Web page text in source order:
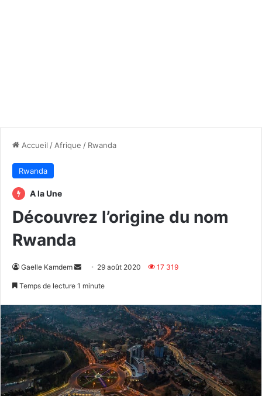
Accueil / Afrique / Rwanda
Rwanda
A la Une
Découvrez l’origine du nom
Rwanda
Gaelle Kamdem
Envoyer29 août 2020 17 319
Temps de lecture 1 minute